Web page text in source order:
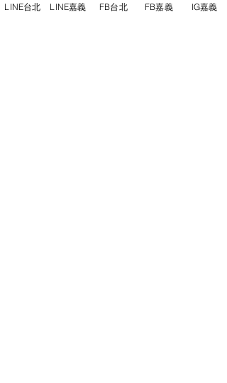
LINE台北 LINE嘉義 FB台北 FB嘉義 IG嘉義